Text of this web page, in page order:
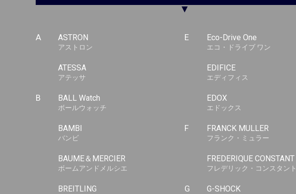
▼
A ASTRON
アストロン
ATESSA
アテッサ
B BALL Watch
ボールウォッチ
BAMBI
バンビ
BAUME＆MERCIER
ボームアンドメルシエ
BREITLING
E Eco-Drive One
エコ・ドライブ ワン
EDIFICE
エディフィス
EDOX
エドックス
F FRANCK MULLER
フランク・ミュラー
FREDERIQUE CONSTANT
フレデリック・コンスタント
G G-SHOCK